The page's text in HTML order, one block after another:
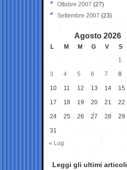
Ottobre 2007 (27)
Settembre 2007 (23)
Agosto 2026
L M M G V S
1
3 4 5 6 7 8
10 11 12 13 14 15
17 18 19 20 21 22
24 25 26 27 28 29
31
« Lug
Leggi gli ultimi articoli